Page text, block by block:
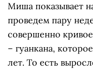
Миша показывает
проведем пару
совершенно
– гуанкана,
лет. То есть